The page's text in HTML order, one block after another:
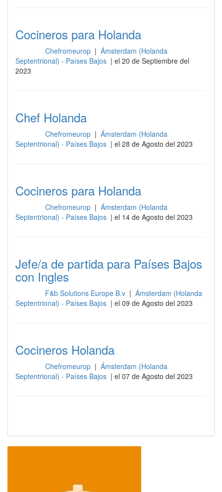
Cocineros para Holanda
Chefromeurop | Ámsterdam (Holanda
Septentrional) - Países Bajos | el 20 de Septiembre del
2023
Chef Holanda
Chefromeurop | Ámsterdam (Holanda
Septentrional) - Países Bajos | el 28 de Agosto del 2023
Cocineros para Holanda
Chefromeurop | Ámsterdam (Holanda
Septentrional) - Países Bajos | el 14 de Agosto del 2023
Jefe/a de partida para Países Bajos
con Ingles
F&b Solutions Europe B.v | Ámsterdam (Holanda
Septentrional) - Países Bajos | el 09 de Agosto del 2023
Cocineros Holanda
Chefromeurop | Ámsterdam (Holanda
Septentrional) - Países Bajos | el 07 de Agosto del 2023